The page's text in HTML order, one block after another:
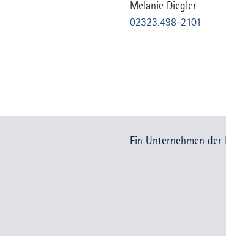
Melanie Diegler
02323.498-2101
Ein Unternehmen der